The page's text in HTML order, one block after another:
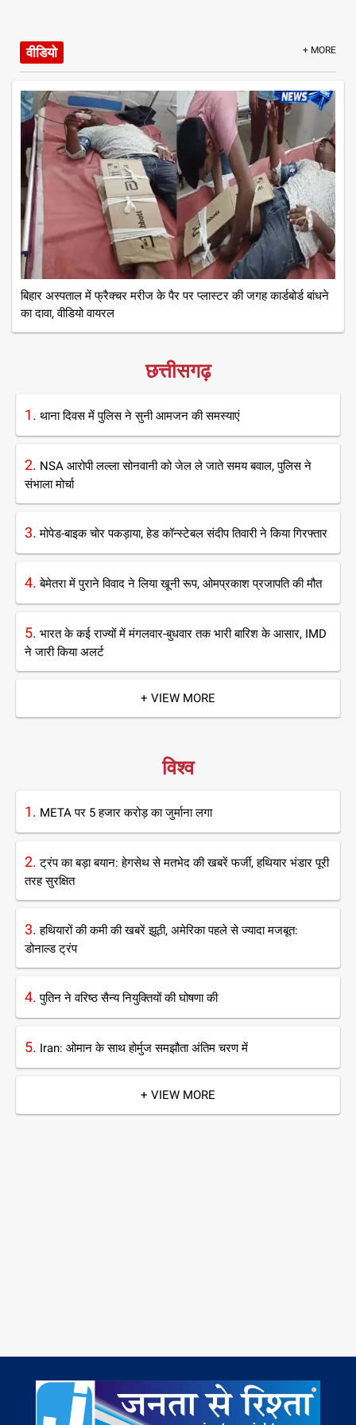
वीडियो + MORE
बिहार अस्पताल में फ्रैक्चर मरीज के पैर पर प्लास्टर की जगह कार्डबोर्ड बांधने
का दावा, वीडियो वायरल
छत्तीसगढ़
1. थाना दिवस में पुलिस ने सुनी आमजन की समस्याएं
2. NSA आरोपी लल्ला सोनवानी को जेल ले जाते समय बवाल, पुलिस ने
संभाला मोर्चा
3.मोपेड-बाइक चोर पकड़ाया, हेड कॉन्स्टेबल संदीप तिवारी ने किया गिरफ्तार
4.बेमेतरा में पुराने विवाद ने लिया खूनी रूप, ओमप्रकाश प्रजापति की मौत
5. भारत के कई राज्यों में मंगलवार-बुधवार तक भारी बारिश के आसार, IMD
ने जारी किया अलर्ट
+ VIEW MORE
विश्व
1. META पर 5 हजार करोड़ का जुर्माना लगा
2.ट्रंप का बड़ा बयान: हेगसेथ से मतभेद की खबरें फर्जी, हथियार भंडार पूरी
तरह सुरक्षित
3.हथियारों की कमी की खबरें झूठी, अमेरिका पहले से ज्यादा मजबूत:
डोनाल्ड ट्रंप
4.पुतिन ने वरिष्ठ सैन्य नियुक्तियों की घोषणा की
5. Iran: ओमान के साथ होर्मुज समझौता अंतिम चरण में
+ VIEW MORE